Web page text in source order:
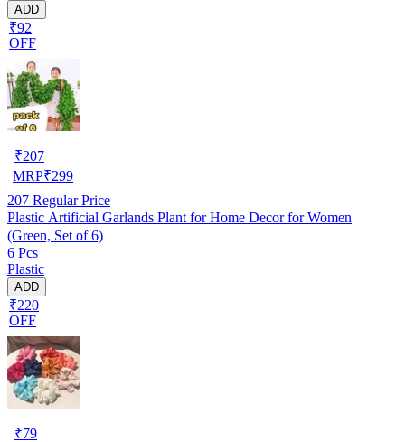
ADD
₹92
OFF
₹207
MRP₹299
207 Regular Price
Plastic Artificial Garlands Plant for Home Decor for Women
(Green, Set of 6)
6 Pcs
Plastic
ADD
₹220
OFF
₹79